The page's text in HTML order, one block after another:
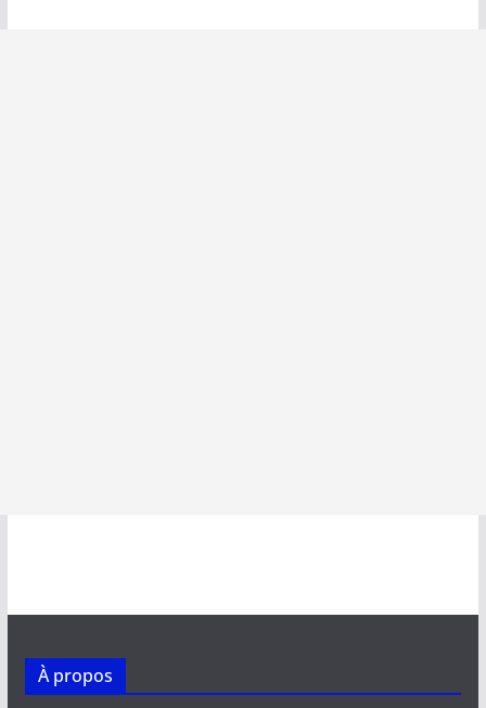
À propos